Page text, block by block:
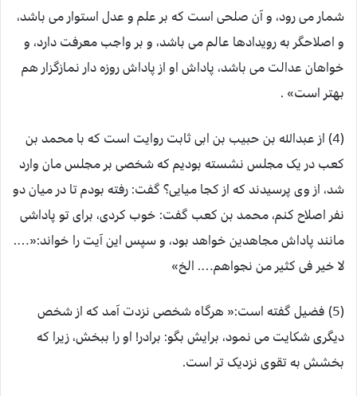
شمار می رود، و آن صلحی است که بر علم و عدل استوار می باشد،
و اصلاحگر به رویدادها عالم می باشد، و بر واجب معرفت دارد، و
خواهان عدالت می باشد، پاداش او از پاداش روزه دار نمازگزار هم
بهتر است» .
(4) از عبدالله بن حبیب بن ابی ثابت روایت است که با محمد بن
کعب در یک مجلس نشسته بودیم که شخصی بر مجلس مان وارد
شد، از وی پرسیدند که از کجا میایی؟ گفت: رفته بودم تا در میان دو
نفر اصلاح کنم، محمد بن کعب گفت: خوب کردی، برای تو پاداشی
مانند پاداش مجاهدین خواهد بود، و سپس این آیت را خواند:«….
لا خیر فی کثیر من نجواهم…. الخ»
(5) فضیل گفته است:« هرگاه شخصی نزدت آمد که از شخص
دیگری شکایت می نمود، برایش بگو: برادر! او را ببخش، زیرا که
بخشش به تقوی نزدیک تر است.